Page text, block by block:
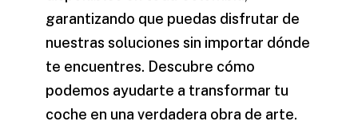
garantizando que puedas disfrutar de
nuestras soluciones sin importar dónde
te encuentres. Descubre cómo
podemos ayudarte a transformar tu
coche en una verdadera obra de arte.